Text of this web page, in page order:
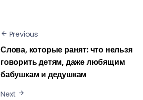
Previous
Слова, которые ранят: что нельзя
говорить детям, даже любящим
бабушкам и дедушкам
Next